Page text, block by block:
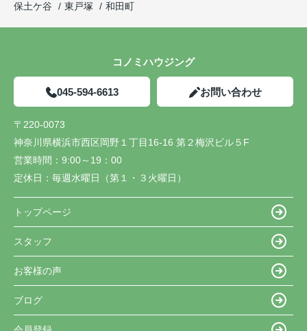
保土ケ谷
東戸塚 和田町
コノミハウジング
045-594-6613 お問い合わせ
〒220-0073
神奈川県横浜市西区岡野１丁目16-16 第２梅沢ビル５F
営業時間： 9:00～19：00
定休日： 毎週水曜日（第１・３火曜日）
トップページ
スタッフ
お客様の声
ブログ